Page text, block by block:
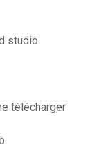
studio
télécharger